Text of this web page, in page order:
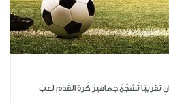
تَقريبًا تُشجِّعُ جَماهيرُ كُرةِ القَدَمِ لَعِبَ